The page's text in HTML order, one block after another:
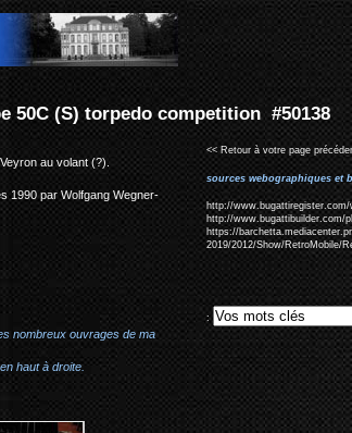
#50138
au volant (?).
1990 par Wolfgang Wegner-
nombreux ouvrages de ma
haut à droite.
<< Retour à votre page
sources webographiques et
http://
http://www.bugattibuilder.com/
https://
2019/2012/Show/RetroMobile/
: